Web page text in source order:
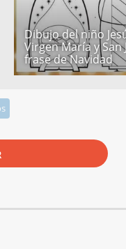
Dibujo del niño
Virgen María y San
frase de Navidad